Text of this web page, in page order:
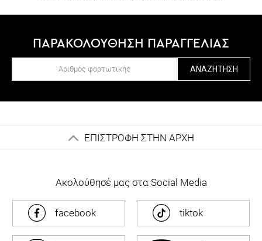
ΠΑΡΑΚΟΛΟΥΘΗΣΗ ΠΑΡΑΓΓΕΛΙΑΣ
ΑΝΑΖΉΤΗΣΗ
ΕΠΙΣΤΡΟΦΗ ΣΤΗΝ ΑΡΧΗ
Ακολούθησέ μας στα Social Media
facebook tiktok